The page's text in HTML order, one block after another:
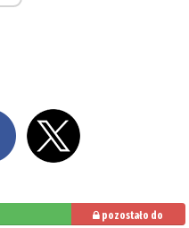
pozostało do